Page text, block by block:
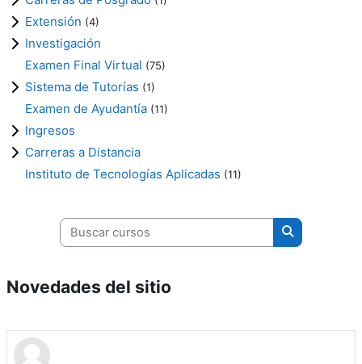
Extensión (4)
Investigación
Examen Final Virtual (75)
Sistema de Tutorías (1)
Examen de Ayudantía (11)
Ingresos
Carreras a Distancia
Instituto de Tecnologías Aplicadas (11)
Buscar cursos
Buscar
Novedades del sitio